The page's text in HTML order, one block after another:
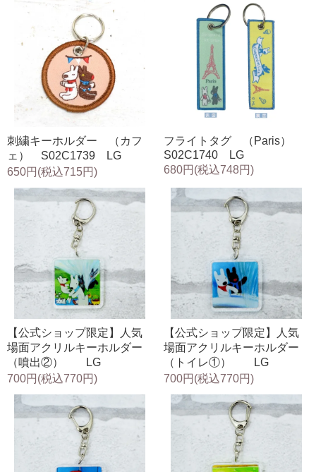
刺繍キーホルダー （カフ
ェ） S02C1739 LG
650円(税込715円)
フライトタグ （Paris）
S02C1740 LG
680円(税込748円)
【公式ショップ限定】人気
場面アクリルキーホルダー
（噴出②） LG
700円(税込770円)
【公式ショップ限定】人気
場面アクリルキーホルダー
（トイレ①） LG
700円(税込770円)